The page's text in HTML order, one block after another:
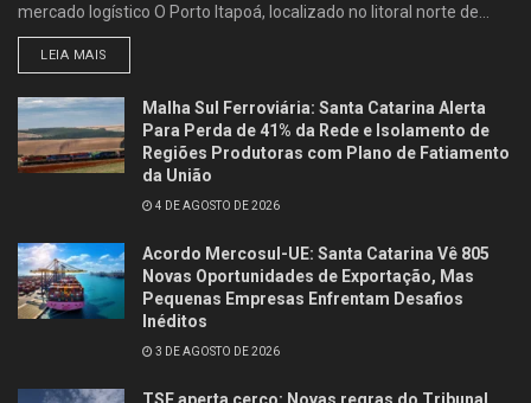
mercado logístico O Porto Itapoá, localizado no litoral norte de...
LEIA MAIS
Malha Sul Ferroviária: Santa Catarina Alerta
Para Perda de 41% da Rede e Isolamento de
Regiões Produtoras com Plano de Fatiamento
da União
4 DE AGOSTO DE 2026
Acordo Mercosul-UE: Santa Catarina Vê 805
Novas Oportunidades de Exportação, Mas
Pequenas Empresas Enfrentam Desafios
Inéditos
3 DE AGOSTO DE 2026